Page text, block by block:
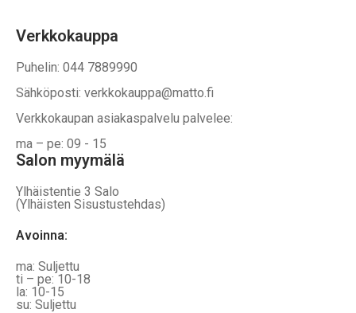
Verkkokauppa
Puhelin: 044 7889990
Sähköposti: verkkokauppa@matto.fi
Verkkokaupan asiakaspalvelu palvelee:
ma – pe: 09 - 15
Salon myymälä
Ylhäistentie 3 Salo
(Ylhäisten Sisustustehdas)
Avoinna:
ma: Suljettu
ti – pe: 10-18
la: 10-15
su: Suljettu